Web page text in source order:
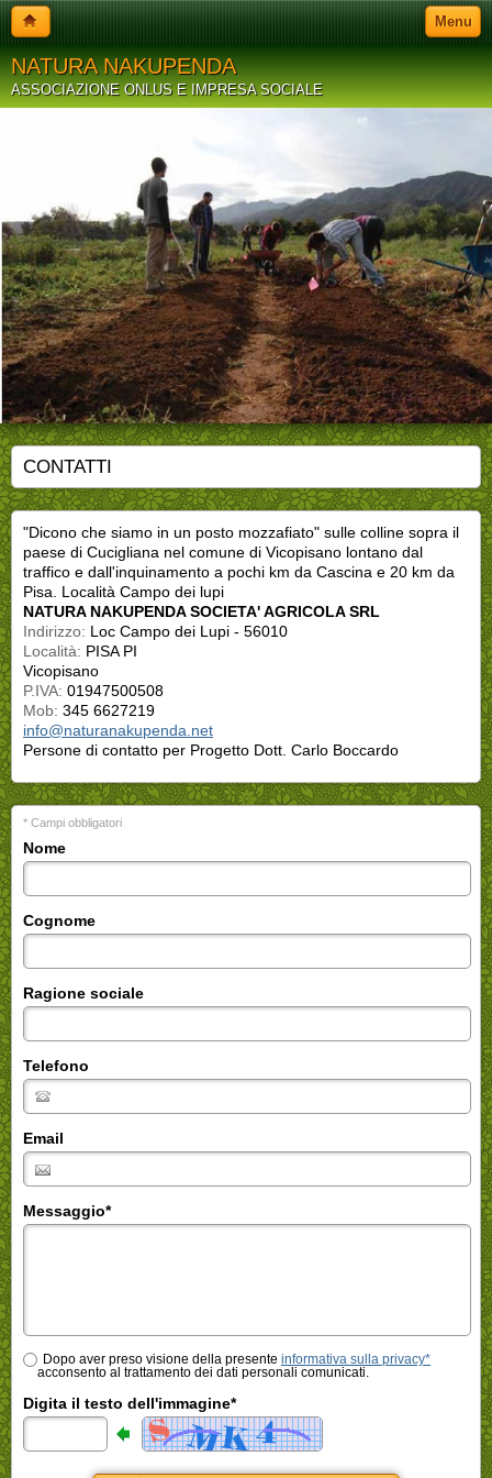
Menu
NATURA NAKUPENDA
ASSOCIAZIONE ONLUS E IMPRESA SOCIALE
CONTATTI
"Dicono che siamo in un posto mozzafiato" sulle colline sopra il
paese di Cucigliana nel comune di Vicopisano lontano dal
traffico e dall'inquinamento a pochi km da Cascina e 20 km da
Pisa. Località Campo dei lupi
NATURA NAKUPENDA SOCIETA' AGRICOLA SRL
Indirizzo: Loc Campo dei Lupi - 56010
Località: PISA PI
Vicopisano
P.IVA: 01947500508
Mob: 345 6627219
info@naturanakupenda.net
Persone di contatto per Progetto Dott. Carlo Boccardo
* Campi obbligatori
Nome
Cognome
Ragione sociale
Telefono
Email
Messaggio*
Dopo aver preso visione della presente informativa sulla privacy*
acconsento al trattamento dei dati personali comunicati.
Digita il testo dell'immagine*